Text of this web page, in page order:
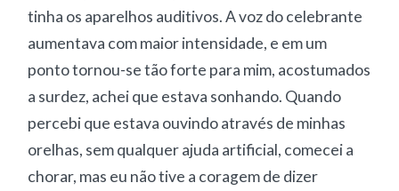
tinha os aparelhos auditivos. A voz do celebrante
aumentava com maior intensidade, e em um
ponto tornou-se tão forte para mim, acostumados
a surdez, achei que estava sonhando. Quando
percebi que estava ouvindo através de minhas
orelhas, sem qualquer ajuda artificial, comecei a
chorar, mas eu não tive a coragem de dizer